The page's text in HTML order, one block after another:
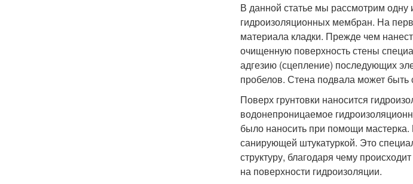
В данной статье мы рассмотрим
гидроизоляционных мембран. На
материала кладки. Прежде чем
очищенную поверхность стены
адгезию (сцепление) последующих
пробелов. Стена подвала может быть
Поверх грунтовки наносится
водонепроницаемое
было наносить при помощи
санирующей штукатуркой. Это
структуру, благодаря чему
на поверхности гидроизоляции.